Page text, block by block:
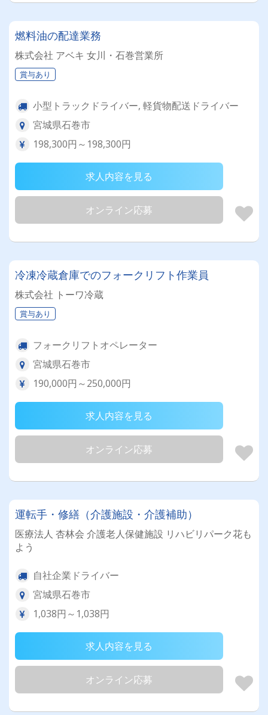
燃料油の配達業務
株式会社 アベキ 女川・石巻営業所
賞与あり
小型トラックドライバー, 軽貨物配送ドライバー
宮城県石巻市
198,300円～198,300円
求人内容を見る
オンライン応募
冷凍冷蔵倉庫でのフォークリフト作業員
株式会社 トーワ冷蔵
賞与あり
フォークリフトオペレーター
宮城県石巻市
190,000円～250,000円
求人内容を見る
オンライン応募
運転手・修繕（介護施設・介護補助）
医療法人 杏林会 介護老人保健施設 リハビリパーク花も
よう
自社企業ドライバー
宮城県石巻市
1,038円～1,038円
求人内容を見る
オンライン応募